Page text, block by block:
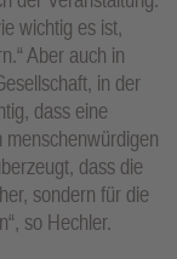
wichtig es ist,
Aber auch in
in der
dass eine
dass die
sondern für die
so Hechler.